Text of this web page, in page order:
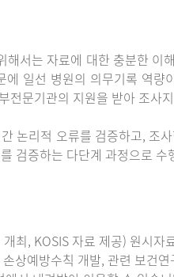
서는 자료에 대한 충분한 이
일선 병원의 의무기록 역량
문기관의 지원을 받아 조사
논리적 오류를 검증하고, 조
검증하는 다단계 과정으로 수
최, KOSIS 자료 제공) 원시자
상예방수칙 개발, 관련 보건